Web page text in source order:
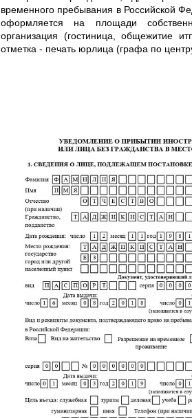
временного пребывания в Российской
оформляется на площади
организация (гостиница, общежитие
отметка - печать юрлица (графа по